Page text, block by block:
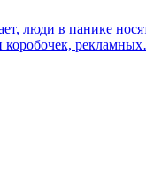
люди в панике
коробочек,